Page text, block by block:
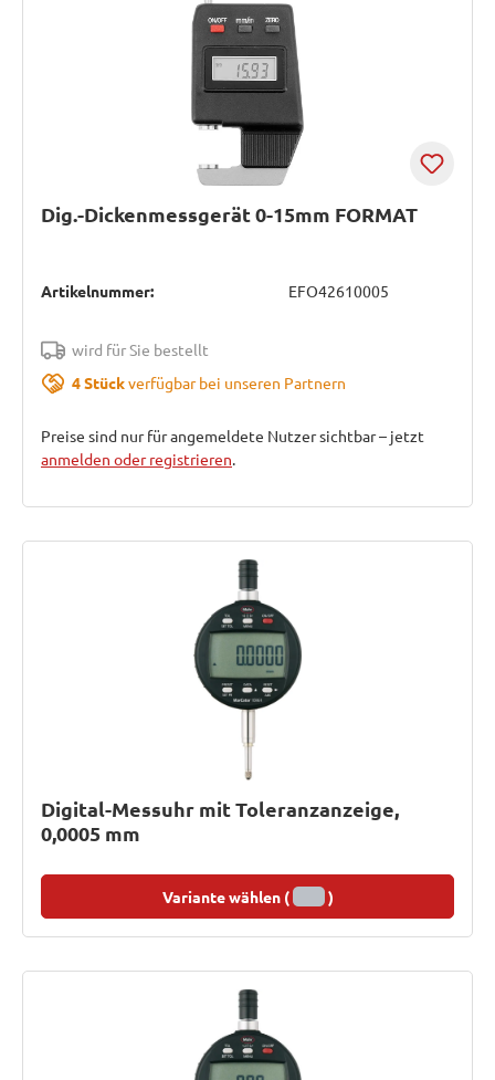
Dig.-Dickenmessgerät 0-15mm FORMAT
Artikelnummer: EFO42610005
wird für Sie bestellt
4 Stückverfügbar bei unseren Partnern
Preise sind nur für angemeldete Nutzer sichtbar – jetzt
anmelden oder registrieren.
Digital-Messuhr mit Toleranzanzeige,
0,0005 mm
Variante wählen ( )